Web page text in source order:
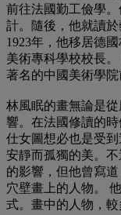
前往法國勤工儉學
計。隨後，他就讀
1923年，他移居德
美術專科學校校長
著名的中國美術學院
林風眠的畫無論是
響。在法國修讀的
仕女圖想必也是受
安靜而孤獨的美。
的影響，但他曾寫
穴壁畫上的人物。
式。畫中的人物，較